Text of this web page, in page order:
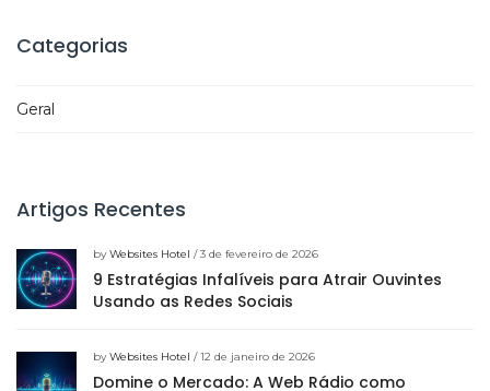
Categorias
Geral
Artigos Recentes
byWebsites Hotel / 3 de fevereiro de 2026
9 Estratégias Infalíveis para Atrair Ouvintes
Usando as Redes Sociais
byWebsites Hotel / 12 de janeiro de 2026
Domine o Mercado: A Web Rádio como